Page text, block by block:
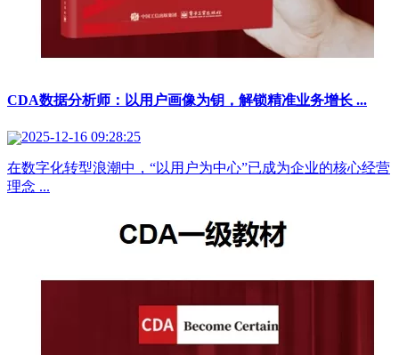
CDA数据分析师：以用户画像为钥，解锁精准业务增长 ...
2025-12-16 09:28:25
在数字化转型浪潮中，“以用户为中心”已成为企业的核心经营
理念 ...